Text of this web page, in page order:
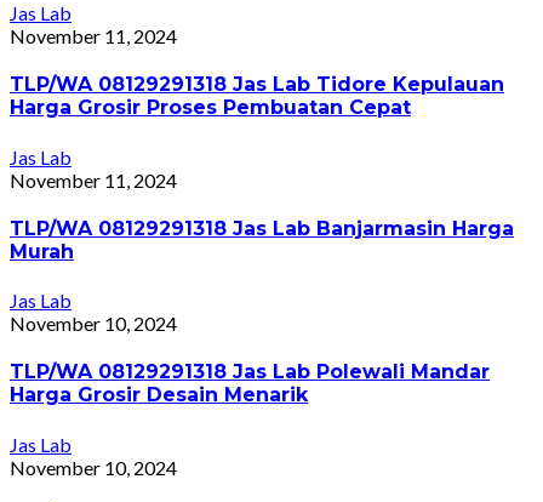
Jas Lab
November 11, 2024
TLP/WA 08129291318 Jas Lab Tidore Kepulauan
Harga Grosir Proses Pembuatan Cepat
Jas Lab
November 11, 2024
TLP/WA 08129291318 Jas Lab Banjarmasin Harga
Murah
Jas Lab
November 10, 2024
TLP/WA 08129291318 Jas Lab Polewali Mandar
Harga Grosir Desain Menarik
Jas Lab
November 10, 2024